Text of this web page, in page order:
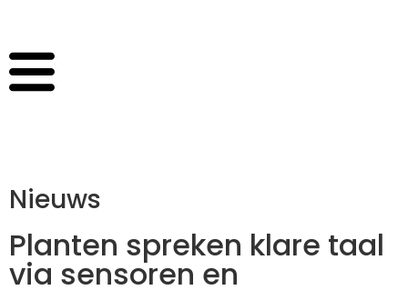
Nieuws
Planten spreken klare taal
via sensoren en